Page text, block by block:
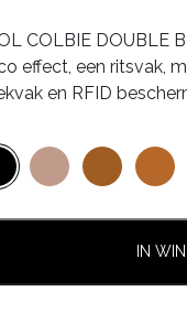
COLBIE DOUBLE
effect, een ritsvak,
en RFID
IN